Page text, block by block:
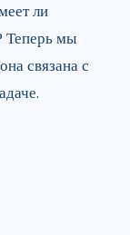
ли
Теперь мы
связана с